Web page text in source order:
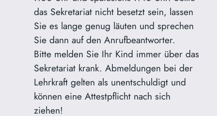
das Sekretariat nicht besetzt sein, lassen
Sie es lange genug läuten und sprechen
Sie dann auf den Anrufbeantworter.
Bitte melden Sie Ihr Kind immer über das
Sekretariat krank. Abmeldungen bei der
Lehrkraft gelten als unentschuldigt und
können eine Attestpflicht nach sich
ziehen!